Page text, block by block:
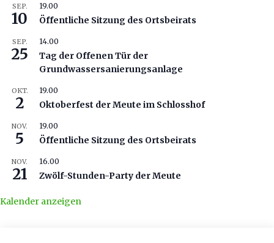
SEP.
10
19.00
Öffentliche Sitzung des Ortsbeirats
SEP.
25
14.00
Tag der Offenen Tür der
Grundwassersanierungsanlage
OKT.
2
19.00
Oktoberfest der Meute im Schlosshof
NOV.
5
19.00
Öffentliche Sitzung des Ortsbeirats
NOV.
21
16.00
Zwölf-Stunden-Party der Meute
Kalender anzeigen